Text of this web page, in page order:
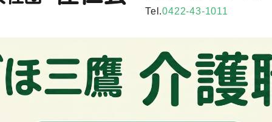
Tel.0422-43-1011